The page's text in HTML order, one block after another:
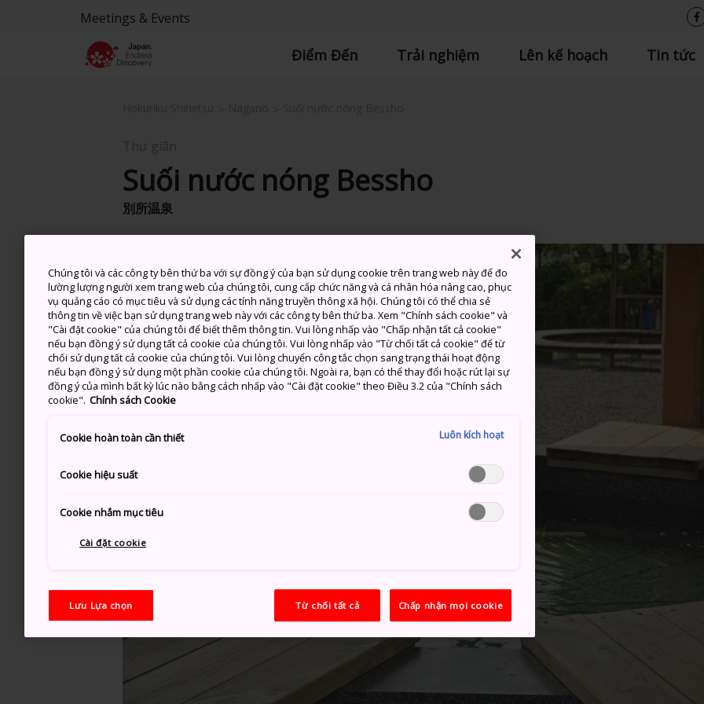
Meetings & Events
Điểm Đến Trải nghiệm Lên kế hoạch Tin tức
Suối nước nóng Bessho
別所温泉
Chúng tôi và các công ty bên thứ ba với sự đồng ý của bạn sử dụng cookie trên trang web này để đo
lường lượng người xem trang web của chúng tôi, cung cấp chức năng và cá nhân hóa nâng cao, phục
vụ quảng cáo có mục tiêu và sử dụng các tính năng truyền thông xã hội. Chúng tôi có thể chia sẻ
thông tin về việc bạn sử dụng trang web này với các công ty bên thứ ba. Xem "Chính sách cookie" và
"Cài đặt cookie" của chúng tôi để biết thêm thông tin. Vui lòng nhấp vào "Chấp nhận tất cả cookie"
nếu bạn đồng ý sử dụng tất cả cookie của chúng tôi. Vui lòng nhấp vào "Từ chối tất cả cookie" để từ
chối sử dụng tất cả cookie của chúng tôi. Vui lòng chuyển công tắc chọn sang trạng thái hoạt động
nếu bạn đồng ý sử dụng một phần cookie của chúng tôi. Ngoài ra, bạn có thể thay đổi hoặc rút lại sự
đồng ý của mình bất kỳ lúc nào bằng cách nhấp vào "Cài đặt cookie" theo Điều 3.2 của "Chính sách
cookie". Chính sách Cookie
Cookie hoàn toàn cần thiết Luôn kích hoạt
Cookie hiệu suất
Cookie nhắm mục tiêu
Cài đặt cookie
Lưu Lựa chọn Từ chối tất cả Chấp nhận mọi cookie